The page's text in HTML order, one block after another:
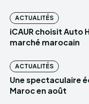
ACTUALITÉS
iCAUR choisit Auto
marché marocain
ACTUALITÉS
Une spectaculaire
Maroc en août